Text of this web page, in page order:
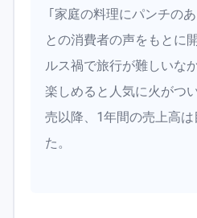
｢家庭の料理にパンチの
との消費者の声をもとに
ルス禍で旅行が難しいな
楽しめると人気に火がつ
売以降、1年間の売上高
た。